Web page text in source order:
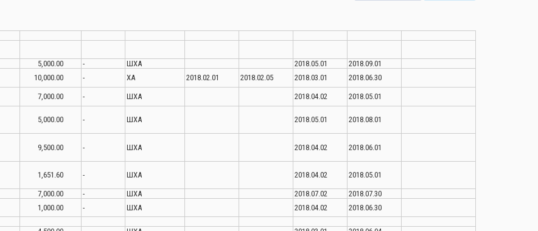
5,000.00 - ШХА 2018.05.01
2018.09.01
10,000.00 - ХА 2018.02.01 2018.02.05 2018.03.01 2018.06.30
7,000.00 - ШХА 2018.04.02 2018.05.01
5,000.00 - ШХА 2018.05.01 2018.08.01
9,500.00 - ШХА 2018.04.02 2018.06.01
1,651.60 - ШХА 2018.04.02 2018.05.01
7,000.00 - ШХА 2018.07.02
2018.07.30
1,000.00 - ШХА 2018.04.02
2018.06.30